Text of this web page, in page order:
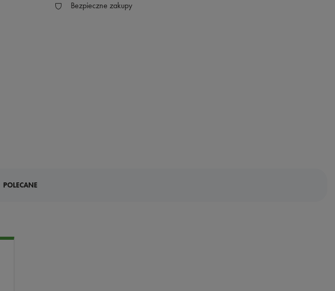
Bezpieczne zakupy
POLECANE